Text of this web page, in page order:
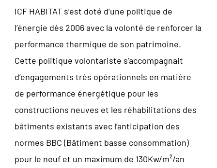
ICF HABITAT s’est doté d’une politique de
l’énergie dès 2006 avec la volonté de renforcer la
performance thermique de son patrimoine.
Cette politique volontariste s’accompagnait
d’engagements très opérationnels en matière
de performance énergétique pour les
constructions neuves et les réhabilitations des
bâtiments existants avec l’anticipation des
normes BBC (Bâtiment basse consommation)
pour le neuf et un maximum de 130Kw/m²/an